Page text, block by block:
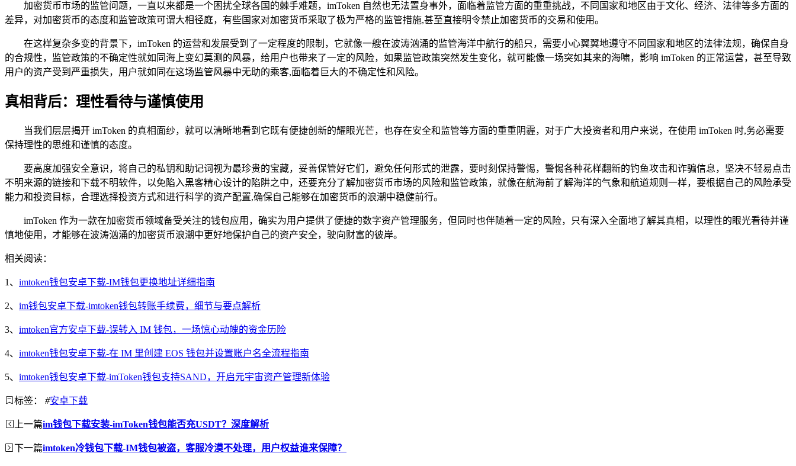
加密货币市场的监管问题，一直以来都是一个困扰全球各国的棘手难题，imToken 自然也无法置身事外，面临着监管方面的重重挑战，不同国家和地区由于文化、经济、法律等多方面的
差异，对加密货币的态度和监管政策可谓大相径庭，有些国家对加密货币采取了极为严格的监管措施,甚至直接明令禁止加密货币的交易和使用。
在这样复杂多变的背景下，imToken 的运营和发展受到了一定程度的限制，它就像一艘在波涛汹涌的监管海洋中航行的船只，需要小心翼翼地遵守不同国家和地区的法律法规，确保自身
的合规性，监管政策的不确定性就如同海上变幻莫测的风暴，给用户也带来了一定的风险，如果监管政策突然发生变化，就可能像一场突如其来的海啸，影响 imToken 的正常运营，甚至导致
用户的资产受到严重损失，用户就如同在这场监管风暴中无助的乘客,面临着巨大的不确定性和风险。
真相背后：理性看待与谨慎使用
当我们层层揭开 imToken 的真相面纱，就可以清晰地看到它既有便捷创新的耀眼光芒，也存在安全和监管等方面的重重阴霾，对于广大投资者和用户来说，在使用 imToken 时,务必需要
保持理性的思维和谨慎的态度。
要高度加强安全意识，将自己的私钥和助记词视为最珍贵的宝藏，妥善保管好它们，避免任何形式的泄露，要时刻保持警惕，警惕各种花样翻新的钓鱼攻击和诈骗信息，坚决不轻易点击
不明来源的链接和下载不明软件，以免陷入黑客精心设计的陷阱之中，还要充分了解加密货币市场的风险和监管政策，就像在航海前了解海洋的气象和航道规则一样，要根据自己的风险承受
能力和投资目标，合理选择投资方式和进行科学的资产配置,确保自己能够在加密货币的浪潮中稳健前行。
imToken 作为一款在加密货币领域备受关注的钱包应用，确实为用户提供了便捷的数字资产管理服务，但同时也伴随着一定的风险，只有深入全面地了解其真相，以理性的眼光看待并谨
慎地使用，才能够在波涛汹涌的加密货币浪潮中更好地保护自己的资产安全，驶向财富的彼岸。
相关阅读：
1、 imtoken钱包安卓下载-IM钱包更换地址详细指南
2、 im钱包安卓下载-imtoken钱包转账手续费，细节与要点解析
3、 imtoken官方安卓下载-误转入 IM 钱包，一场惊心动魄的资金历险
4、 imtoken钱包安卓下载-在 IM 里创建 EOS 钱包并设置账户名全流程指南
5、 imtoken钱包安卓下载-imToken钱包支持SAND，开启元宇宙资产管理新体验
标签： #安卓下载
上一篇im钱包下载安装-imToken钱包能否充USDT？深度解析
下一篇imtoken冷钱包下载-IM钱包被盗，客服冷漠不处理，用户权益谁来保障？